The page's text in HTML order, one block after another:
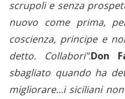
scrupoli e senza
nuovo come prima,
coscienza, principe e
detto. Collabori”.Don
sbagliato quando ha
migliorare…i siciliani